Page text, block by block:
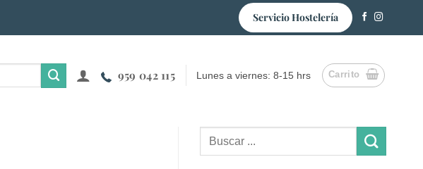
Servicio Hostelería
959 042 115 Lunes a viernes: 8-15 hrs Carrito